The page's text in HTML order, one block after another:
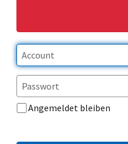
Angemeldet bleiben